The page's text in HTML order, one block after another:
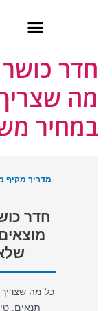
חדר
מה
במחיר
חדר
כל מה
תנאים,